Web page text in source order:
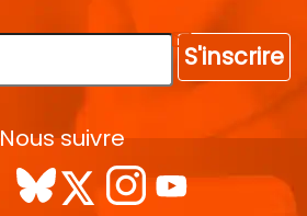
S'inscrire
Nous suivre